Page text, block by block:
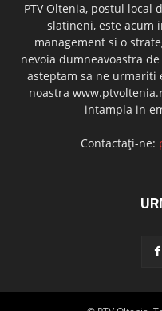
PTV Oltenia, postul local
slatineni, este acum
management si o
nevoia dumneavoastra
asteptam sa ne urmariti
noastra
intampla in
Contactați-ne: